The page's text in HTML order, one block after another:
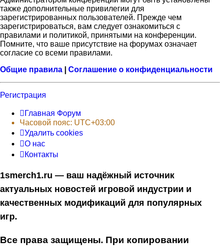
также дополнительные привилегии для
зарегистрированных пользователей. Прежде чем
зарегистрироваться, вам следует ознакомиться с
правилами и политикой, принятыми на конференции.
Помните, что ваше присутствие на форумах означает
согласие со всеми правилами.
Общие правила
Соглашение о конфиденциальности
Регистрация
Главная Форум
Часовой пояс: UTC+03:00
Удалить cookies
О нас
Контакты
1smerch1.ru — ваш надёжный источник
актуальных новостей игровой индустрии и
качественных модификаций для популярных
игр.
Все права защищены. При копировании